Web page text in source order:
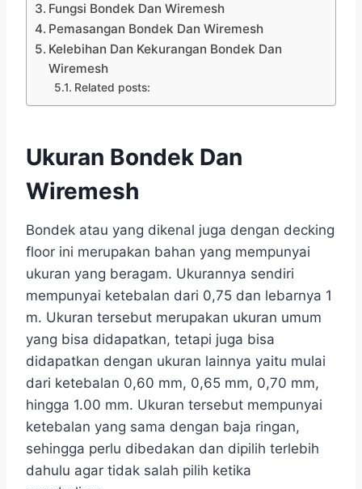
Fungsi Bondek Dan Wiremesh
Pemasangan Bondek Dan Wiremesh
Kelebihan Dan Kekurangan Bondek Dan
Wiremesh
Related posts:
Ukuran Bondek Dan
Wiremesh
Bondek atau yang dikenal juga dengan decking
floor ini merupakan bahan yang mempunyai
ukuran yang beragam. Ukurannya sendiri
mempunyai ketebalan dari 0,75 dan lebarnya 1
m. Ukuran tersebut merupakan ukuran umum
yang bisa didapatkan, tetapi juga bisa
didapatkan dengan ukuran lainnya yaitu mulai
dari ketebalan 0,60 mm, 0,65 mm, 0,70 mm,
hingga 1.00 mm. Ukuran tersebut mempunyai
ketebalan yang sama dengan baja ringan,
sehingga perlu dibedakan dan dipilih terlebih
dahulu agar tidak salah pilih ketika